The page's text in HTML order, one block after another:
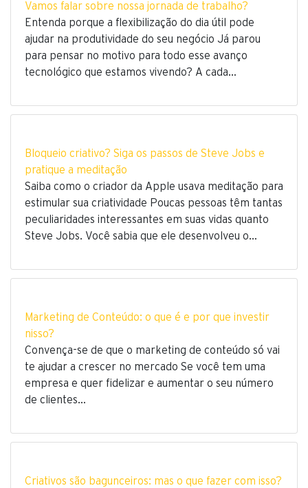
Vamos falar sobre nossa jornada de trabalho?
Entenda porque a flexibilização do dia útil pode
ajudar na produtividade do seu negócio Já parou
para pensar no motivo para todo esse avanço
tecnológico que estamos vivendo? A cada…
Bloqueio criativo? Siga os passos de Steve Jobs e
pratique a meditação
Saiba como o criador da Apple usava meditação para
estimular sua criatividade Poucas pessoas têm tantas
peculiaridades interessantes em suas vidas quanto
Steve Jobs. Você sabia que ele desenvolveu o…
Marketing de Conteúdo: o que é e por que investir
nisso?
Convença-se de que o marketing de conteúdo só vai
te ajudar a crescer no mercado Se você tem uma
empresa e quer fidelizar e aumentar o seu número
de clientes…
Criativos são bagunceiros: mas o que fazer com isso?